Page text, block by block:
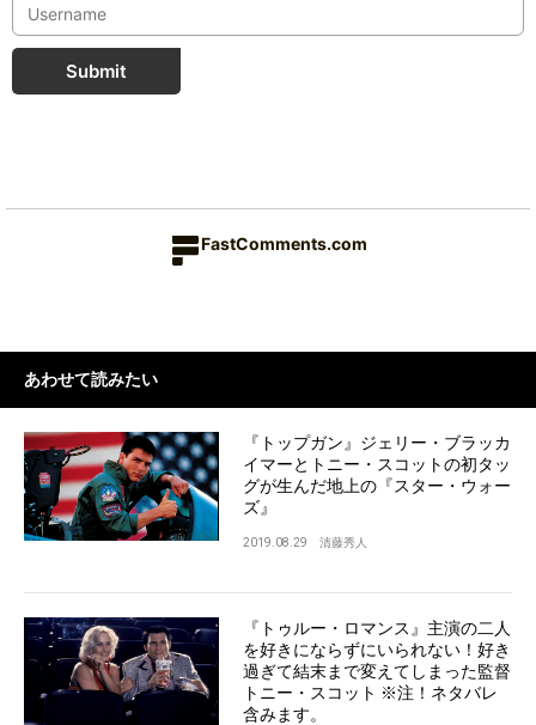
Submit
FastComments.com
あわせて読みたい
『トップガン』ジェリー・ブラッカ
イマーとトニー・スコットの初タッ
グが生んだ地上の『スター・ウォー
ズ』
2019.08.29 清藤秀人
『トゥルー・ロマンス』主演の二人
を好きにならずにいられない！好き
過ぎて結末まで変えてしまった監督
トニー・スコット ※注！ネタバレ
含みます。